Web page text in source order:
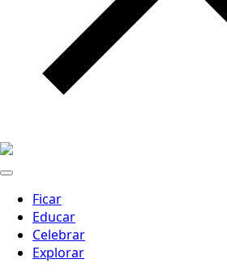
Ficar
Educar
Celebrar
Explorar